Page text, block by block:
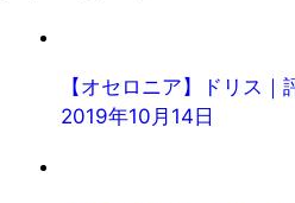
【オセロニア】ドリス｜
2019年10月14日